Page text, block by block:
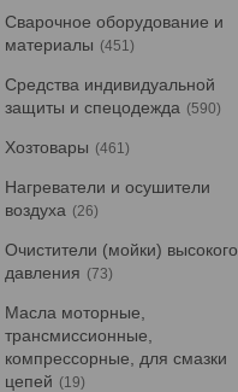
Сварочное оборудование и
материалы
451
Средства индивидуальной
защиты и спецодежда
590
Хозтовары 461
Нагреватели и осушители
воздуха
26
Очистители (мойки) высокого
давления
73
Масла моторные,
трансмиссионные,
компрессорные, для смазки
цепей
19